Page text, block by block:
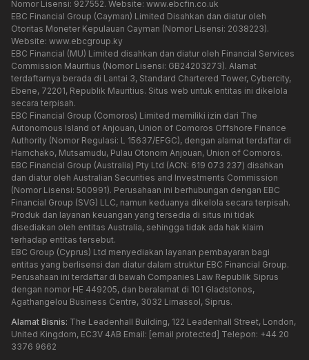
Nomor Lisensi: 927552. Website: www.ebcfin.co.uk
EBC Financial Group (Cayman) Limited Disahkan dan diatur oleh
Otoritas Moneter Kepulauan Cayman (Nomor Lisensi: 2038223).
Website: www.ebcgroup.ky
EBC Financial (MU) Limited disahkan dan diatur oleh Financial Services
Commission Mauritius (Nomor Lisensi: GB24203273). Alamat
terdaftarnya berada di Lantai 3, Standard Chartered Tower, Cybercity,
Ebene, 72201, Republik Mauritius. Situs web untuk entitas ini dikelola
secara terpisah.
EBC Financial Group (Comoros) Limited memiliki izin dari The
Autonomous Island of Anjouan, Union of Comoros Offshore Finance
Authority (Nomor Regulasi: L 15637/EFGC), dengan alamat terdaftar di
Hamchako, Mutsamudu, Pulau Otonom Anjouan, Union of Comoros.
EBC Financial Group (Australia) Pty Ltd (ACN: 619 073 237) disahkan
dan diatur oleh Australian Securities and Investments Commission
(Nomor Lisensi: 500991). Perusahaan ini berhubungan dengan EBC
Financial Group (SVG) LLC, namun keduanya dikelola secara terpisah.
Produk dan layanan keuangan yang tersedia di situs ini tidak
disediakan oleh entitas Australia, sehingga tidak ada hak klaim
terhadap entitas tersebut.
EBC Group (Cyprus) Ltd menyediakan layanan pembayaran bagi
entitas yang berlisensi dan diatur dalam struktur EBC Financial Group.
Perusahaan ini terdaftar di bawah Companies Law Republik Siprus
dengan nomor HE 449205, dan beralamat di 101 Gladstonos,
Agathangelou Business Centre, 3032 Limassol, Siprus.
Alamat Bisnis: The Leadenhall Building, 122 Leadenhall Street, London,
United Kingdom, EC3V 4AB Email: [email protected] Telepon: +44 20
3376 9662